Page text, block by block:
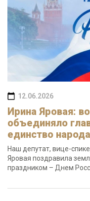
12.06.2026
Ирина Яровая:
объединяло
единство
Наш депутат, вице-
Яровая поздравила
праздником – Днем